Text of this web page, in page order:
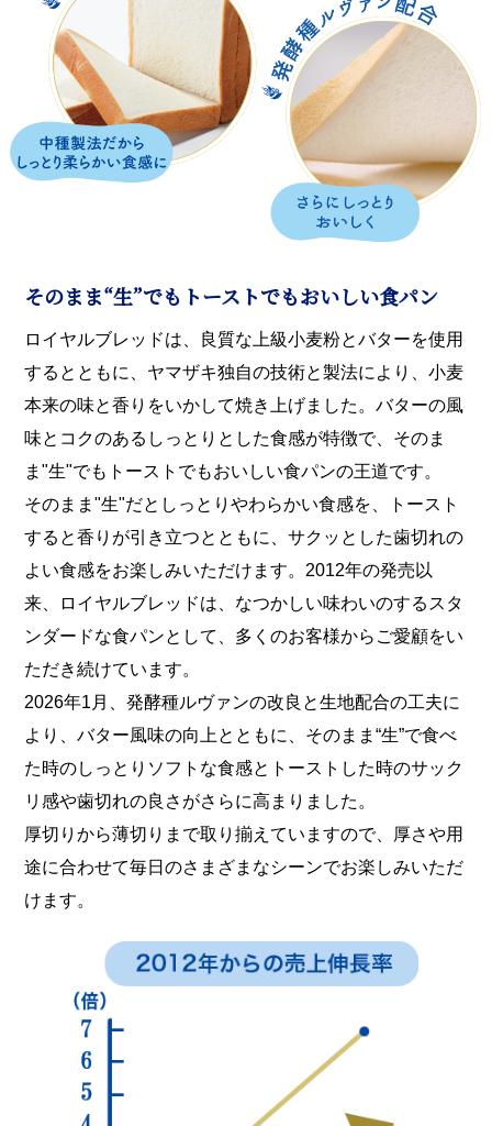
そのまま“生”でもトーストでもおいしい食パン​
ロイヤルブレッドは、良質な上級小麦粉とバターを使用
するとともに、ヤマザキ独自の技術と製法により、小麦
本来の味と香りをいかして焼き上げました。バターの風
味とコクのあるしっとりとした食感が特徴で、そのま
ま"生"でもトーストでもおいしい食パンの王道です。
そのまま"生"だとしっとりやわらかい食感を、トースト
すると香りが引き立つとともに、サクッとした歯切れの
よい食感をお楽しみいただけます。2012年の発売以
来、ロイヤルブレッドは、なつかしい味わいのするスタ
ンダードな食パンとして、多くのお客様からご愛顧をい
ただき続けています。
2026年1月、発酵種ルヴァンの改良と生地配合の工夫に
より、バター風味の向上とともに、そのまま“生”で食べ
た時のしっとりソフトな食感とトーストした時のサック
リ感や歯切れの良さがさらに高まりました。
厚切りから薄切りまで取り揃えていますので、厚さや用
途に合わせて毎日のさまざまなシーンでお楽しみいただ
けます。​